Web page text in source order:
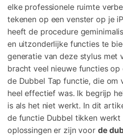
Ontdek
Overzicht
Video
Ontdek
Overzicht
Diagram & Ontwerp
Corrupte video restauratie.
Bekijk alle producten
Ontdek
Overzicht
Repair It
WA Transfer
Scherm ontgrendelen
iPhone ontgrendelen Android
Gegevensherstel
iPhone gegevensherstel Android
WhatsApp Overdracht
WhatsApp overbrengen/back-up maken
iTunes-fouten oplossen
Andere
Meer Oplossingen Vinden
elke professionele ruimte
tekenen op een venster op je
heeft de procedure
en uitzonderlijke functies te
generatie van deze stylus met
bracht veel nieuwe functies
de Dubbel Tap functie, die om
heel effectief was. Ik begrijp
is als het niet werkt. In dit
de functie Dubbel tikken werkt
oplossingen er zijn voor de